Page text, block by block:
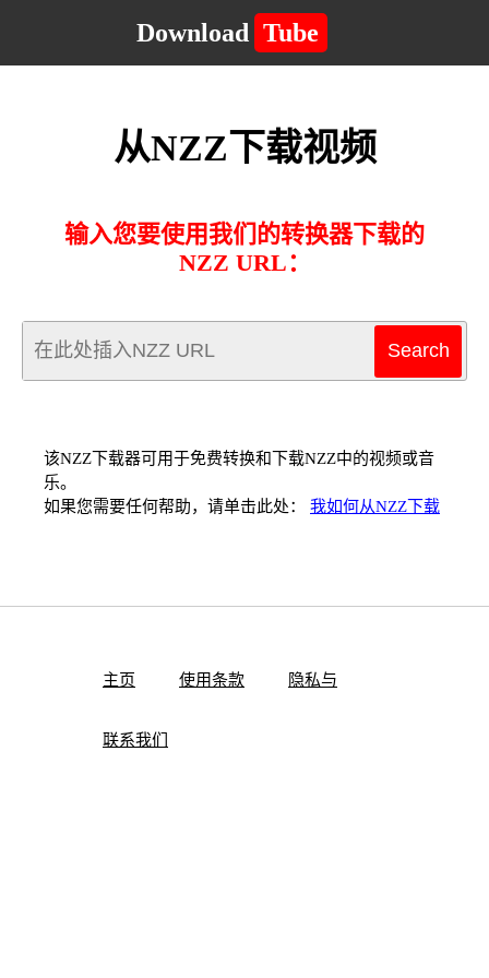
Download Tube
从NZZ下载视频
输入您要使用我们的转换器下载的
NZZ URL：
该NZZ下载器可用于免费转换和下载NZZ中的视频或音
乐。
如果您需要任何帮助，请单击此处： 我如何从NZZ下载
主页 使用条款 隐私与
联系我们